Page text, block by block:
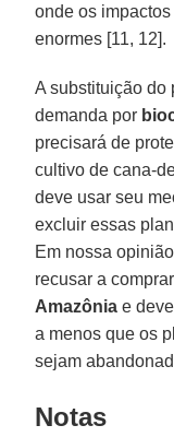
onde os
enormes [11, 12].
A substituição do
demanda por
precisará de
cultivo de cana-
deve usar seu
excluir essas
Em nossa
recusar a comprar
Amazônia e
a menos que os
sejam
Notas